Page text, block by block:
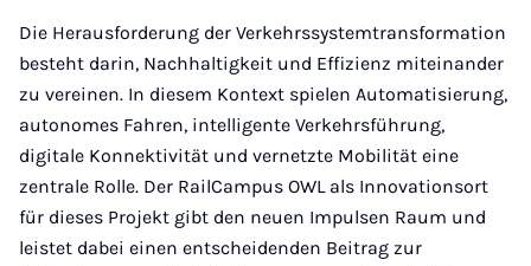
Die Herausforderung der Verkehrssystemtransformation
besteht darin, Nachhaltigkeit und Effizienz miteinander
zu vereinen. In diesem Kontext spielen Automatisierung,
autonomes Fahren, intelligente Verkehrsführung,
digitale Konnektivität und vernetzte Mobilität eine
zentrale Rolle. Der RailCampus OWL als Innovationsort
für dieses Projekt gibt den neuen Impulsen Raum und
leistet dabei einen entscheidenden Beitrag zur